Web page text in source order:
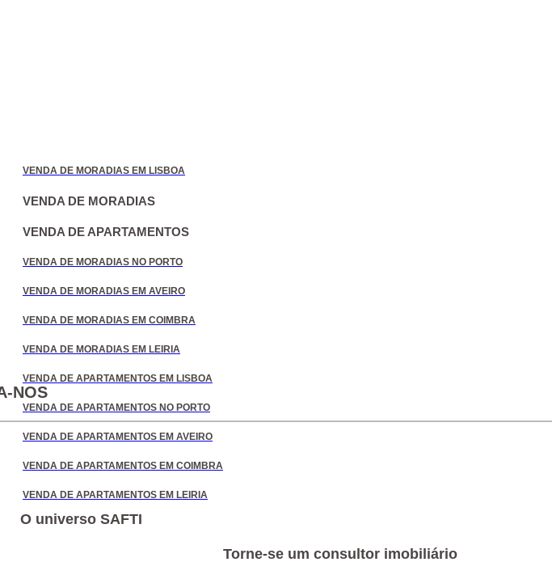
VENDA DE MORADIAS EM LISBOA
VENDA DE MORADIAS
VENDA DE APARTAMENTOS
VENDA DE MORADIAS NO PORTO
VENDA DE MORADIAS EM AVEIRO
VENDA DE MORADIAS EM COIMBRA
VENDA DE MORADIAS EM LEIRIA
VENDA DE APARTAMENTOS EM LISBOA
VENDA DE APARTAMENTOS NO PORTO
VENDA DE APARTAMENTOS EM AVEIRO
VENDA DE APARTAMENTOS EM COIMBRA
VENDA DE APARTAMENTOS EM LEIRIA
NOS
O universo SAFTI
Torne-se um consultor imobiliário